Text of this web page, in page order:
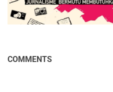
COMMENTS